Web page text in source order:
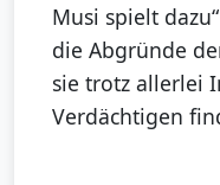
Musi spielt
die Abgründe
sie trotz allerlei
Verdächtigen